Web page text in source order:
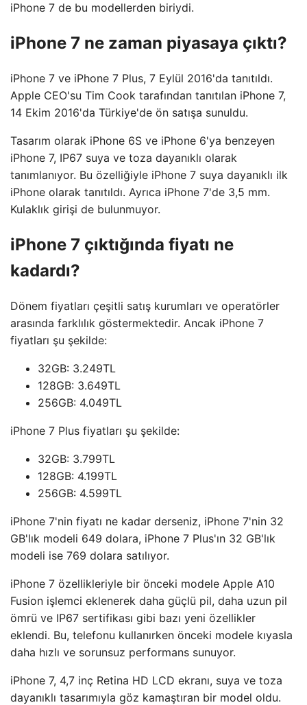
iPhone 7 de bu modellerden biriydi.
iPhone 7 ne zaman piyasaya çıktı?
iPhone 7 ve iPhone 7 Plus, 7 Eylül 2016'da tanıtıldı.
Apple CEO'su Tim Cook tarafından tanıtılan iPhone 7,
14 Ekim 2016'da Türkiye'de ön satışa sunuldu.
Tasarım olarak iPhone 6S ve iPhone 6'ya benzeyen
iPhone 7, IP67 suya ve toza dayanıklı olarak
tanımlanıyor. Bu özelliğiyle iPhone 7 suya dayanıklı ilk
iPhone olarak tanıtıldı. Ayrıca iPhone 7'de 3,5 mm.
Kulaklık girişi de bulunmuyor.
iPhone 7 çıktığında fiyatı ne
kadardı?
Dönem fiyatları çeşitli satış kurumları ve operatörler
arasında farklılık göstermektedir. Ancak iPhone 7
fiyatları şu şekilde:
32GB: 3.249TL
128GB: 3.649TL
256GB: 4.049TL
iPhone 7 Plus fiyatları şu şekilde:
32GB: 3.799TL
128GB: 4.199TL
256GB: 4.599TL
iPhone 7'nin fiyatı ne kadar derseniz, iPhone 7'nin 32
GB'lık modeli 649 dolara, iPhone 7 Plus'ın 32 GB'lık
modeli ise 769 dolara satılıyor.
iPhone 7 özellikleriyle bir önceki modele Apple A10
Fusion işlemci eklenerek daha güçlü pil, daha uzun pil
ömrü ve IP67 sertifikası gibi bazı yeni özellikler
eklendi. Bu, telefonu kullanırken önceki modele kıyasla
daha hızlı ve sorunsuz performans sunuyor.
iPhone 7, 4,7 inç Retina HD LCD ekranı, suya ve toza
dayanıklı tasarımıyla göz kamaştıran bir model oldu.